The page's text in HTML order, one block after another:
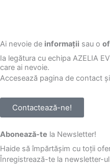
Ai nevoie de informații sau o
Ia legătura cu echipa AZELIA
care ai nevoie.
Accesează pagina de contact și
Contactează-ne!
Abonează-te la Newsletter!
Haide să împărtășim cu toții
Înregistrează-te la newsletter-